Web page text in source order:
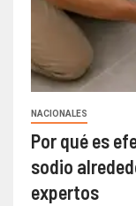
NACIONALES
Por qué es
sodio
expertos